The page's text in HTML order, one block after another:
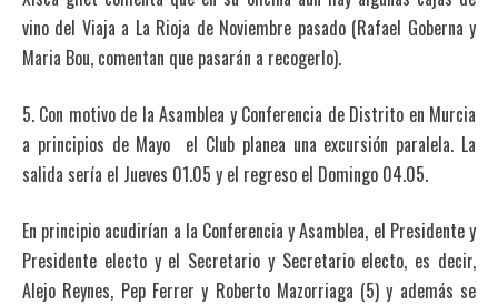
vino del Viaja a La Rioja de Noviembre pasado (Rafael Goberna y
Maria Bou, comentan que pasarán a recogerlo).
5. Con motivo de la Asamblea y Conferencia de Distrito en Murcia
a principios de Mayo el Club planea una excursión paralela. La
salida sería el Jueves 01.05 y el regreso el Domingo 04.05.
En principio acudirían a la Conferencia y Asamblea, el Presidente y
Presidente electo y el Secretario y Secretario electo, es decir,
Alejo Reynes, Pep Ferrer y Roberto Mazorriaga (5) y además se